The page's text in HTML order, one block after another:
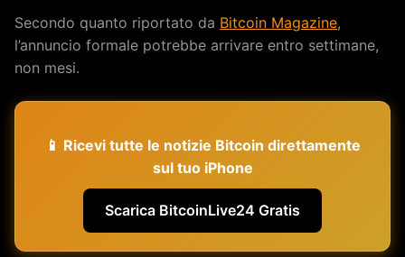
Secondo quanto riportato da Bitcoin Magazine,
l’annuncio formale potrebbe arrivare entro settimane,
non mesi.
📱 Ricevi tutte le notizie Bitcoin direttamente
sul tuo iPhone
Scarica BitcoinLive24 Gratis